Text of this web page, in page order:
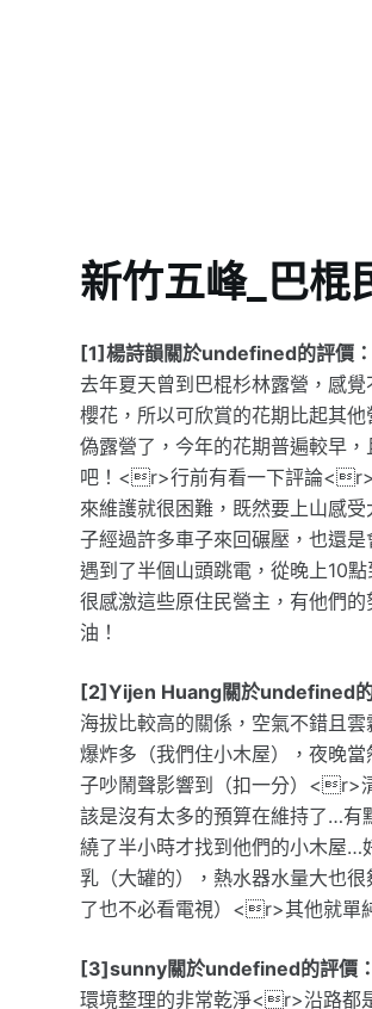
新竹五峰_巴棍
[1]楊詩韻關於undefined的評價：
去年夏天曾到巴棍杉林露營，感
櫻花，所以可欣賞的花期比起其
偽露營了，今年的花期普遍較早
吧！<r>行前有看一下評論<r>
來維護就很困難，既然要上山感
子經過許多車子來回碾壓，也還
遇到了半個山頭跳電，從晚上10
很感激這些原住民營主，有他們
油！
[2]Yijen Huang關於undefined的
海拔比較高的關係，空氣不錯且
爆炸多（我們住小木屋），夜晚
子吵鬧聲影響到（扣一分）<r>
該是沒有太多的預算在維持了…有
繞了半小時才找到他們的小木屋
乳（大罐的），熱水器水量大也
了也不必看電視）<r>其他就單
[3]sunny關於undefined的評價：
環境整理的非常乾淨<r>沿路都